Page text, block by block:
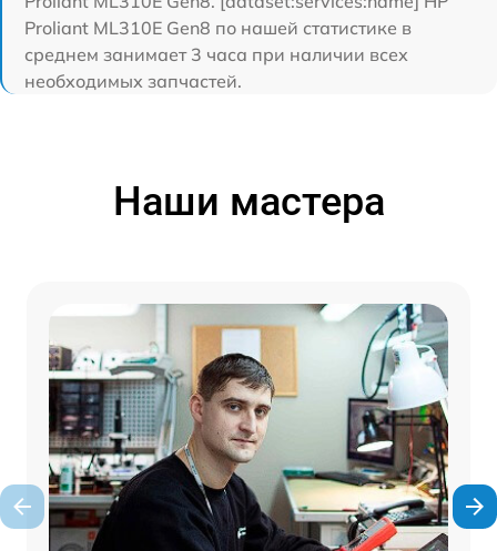
Proliant ML310E Gen8 по нашей статистике в
среднем занимает 3 часа при наличии всех
необходимых запчастей.
Наши мастера